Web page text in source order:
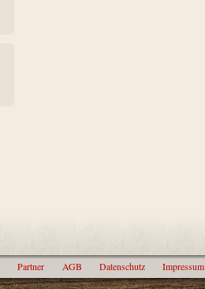
Partner AGB Datenschutz Impressum